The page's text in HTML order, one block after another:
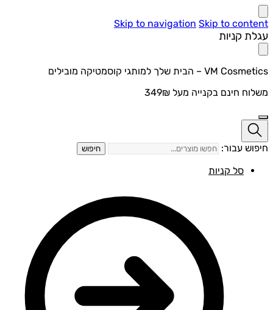
Skip to navigation Skip to content
עגלת קניות
VM Cosmetics – הבית שלך למותגי קוסמטיקה מובילים
משלוח חינם בקנייה מעל 349₪
חיפוש עבור: חיפוש
סל קניות